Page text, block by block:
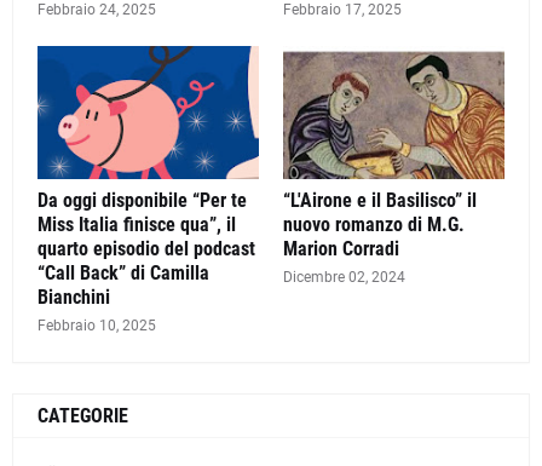
Febbraio 24, 2025 Febbraio 17, 2025
Da oggi disponibile “Per te
Miss Italia finisce qua”, il
quarto episodio del podcast
“Call Back” di Camilla
Bianchini
Febbraio 10, 2025
“L'Airone e il Basilisco” il
nuovo romanzo di M.G.
Marion Corradi
Dicembre 02, 2024
CATEGORIE